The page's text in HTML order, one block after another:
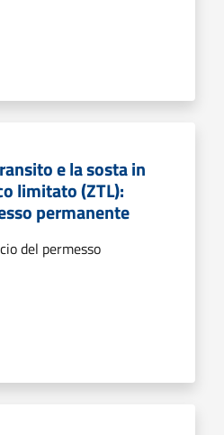
e la sosta in
limitato (ZTL):
permanente
del permesso